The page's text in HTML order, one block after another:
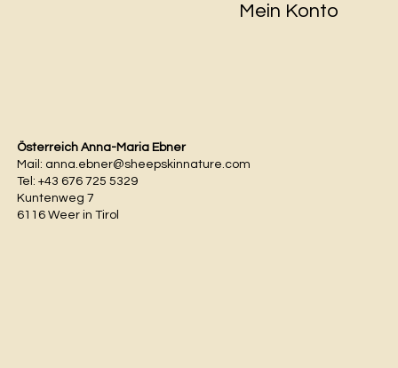
Mein Konto
Österreich Anna-Maria Ebner
Mail: anna.ebner@sheepskinnature.com
Tel: +43 676 725 5329
Kuntenweg 7
6116 Weer in Tirol